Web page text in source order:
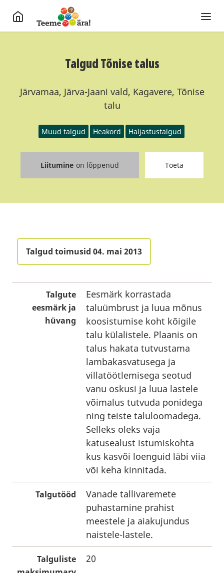
Talgud Tõnise talus
Järvamaa, Järva-Jaani vald, Kagavere, Tõnise
talu
Muud talgud Heakord Haljastustalgud
Liitumine on lõppenud Toeta
Talgud toimusid 04. mai 2013
Talgute
eesmärk ja
hüvang
Eesmärk korrastada
taluümbrust ja luua mõnus
koosistumise koht kõigile
talu külalistele. Plaanis on
talus hakata tutvustama
lambakasvatusega ja
villatöötlemisega seotud
vanu oskusi ja luua lastele
võimalus tutvuda ponidega
ning teiste taluloomadega.
Selleks oleks vaja
katusealust istumiskohta
kus kasvõi loenguid läbi viia
või keha kinnitada.
Talgutööd
Vanade tallivaremete
puhastamine prahist
meestele ja aiakujundus
naistele-lastele.
Talguliste
20